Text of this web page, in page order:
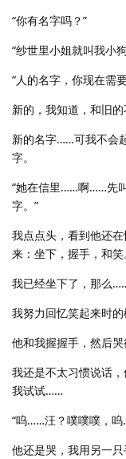
“你有名字吗？”
“纱世里小姐就叫我小
“人的名字，你现在需
新的，我知道，和旧的
新的名字……可我不会
字。
“她在信里……啊……先
字。”
我点点头，看到他还
来：坐下，握手，和笑
我已经坐下了，那么
我努力回忆笑起来时的
他和我握握手，然后哭
我还是不太习惯说话
我试试……
“呜……汪？噗噗噗，
他还是哭，我用另一